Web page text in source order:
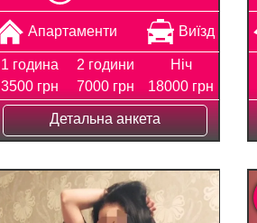
Апартаменти Виїзд
1 година
3500 грн
2 години
7000 грн
Ніч
18000 грн
Детальна анкета